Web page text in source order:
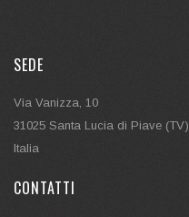
SEDE
Via Vanizza, 10
31025 Santa Lucia di Piave (TV)
Italia
CONTATTI